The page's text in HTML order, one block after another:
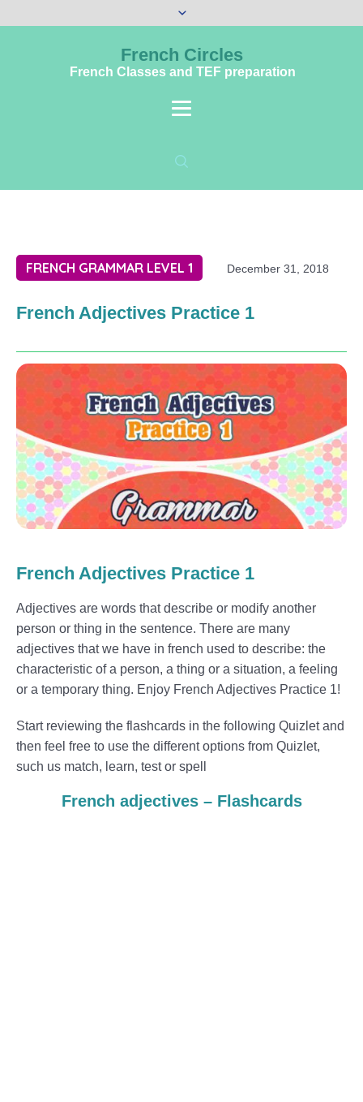
French Circles
French Classes and TEF preparation
FRENCH GRAMMAR LEVEL 1 December 31, 2018
French Adjectives Practice 1
French Adjectives Practice 1
Adjectives are words that describe or modify another
person or thing in the sentence. There are many
adjectives that we have in french used to describe: the
characteristic of a person, a thing or a situation, a feeling
or a temporary thing. Enjoy French Adjectives Practice 1!
Start reviewing the flashcards in the following Quizlet and
then feel free to use the different options from Quizlet,
such us match, learn, test or spell
French adjectives – Flashcards